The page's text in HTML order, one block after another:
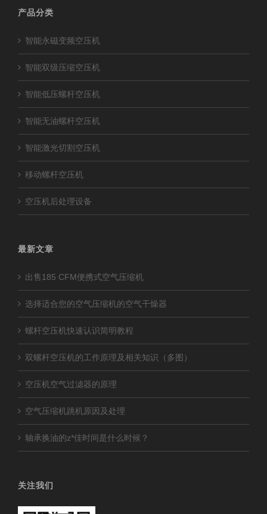
产品分类
智能永磁变频空压机
智能双级压缩空压机
智能低压螺杆空压机
智能无油螺杆空压机
智能激光切割空压机
移动螺杆空压机
空压机后处理设备
最新文章
出售185 CFM便携式空气压缩机
选择适合您的空气压缩机的空气干燥器
螺杆空压机快速认识简明教程
双螺杆空压机的工作原理及相关知识（多图）
空压机空气过滤器的原理
空气压缩机跳机原因及处理
轴承换油的z*佳时间是什么时候？
关注我们